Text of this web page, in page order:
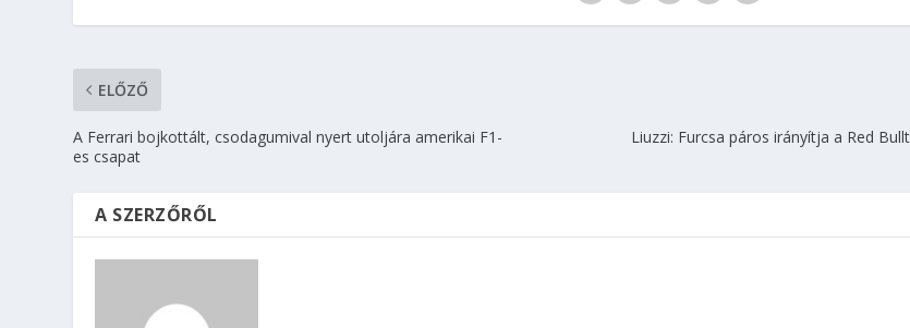
ELŐZŐ
A Ferrari bojkottált, csodagumival nyert utoljára amerikai F1-
es csapat
Liuzzi: Furcsa páros irányítja a Red
A SZERZŐRŐL